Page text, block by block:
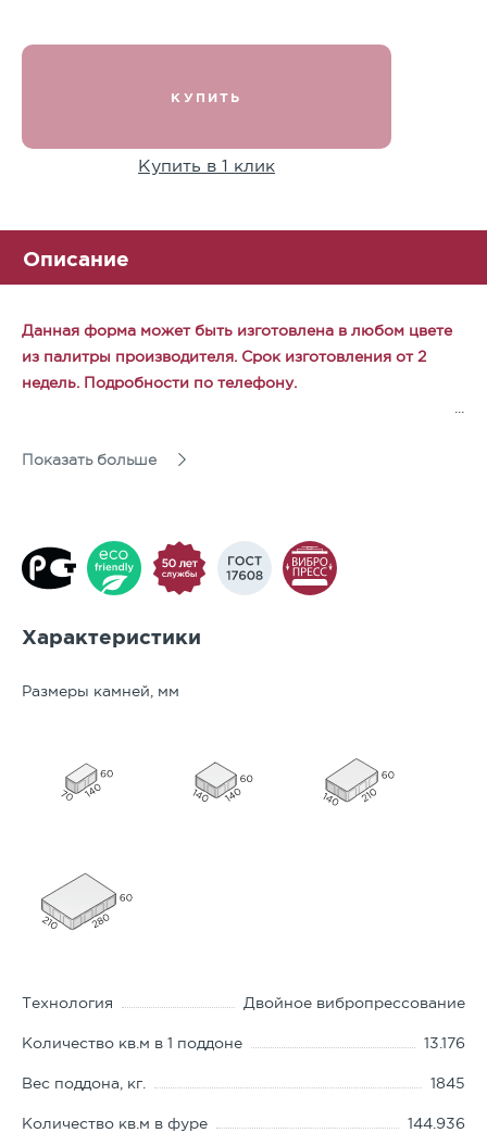
КУПИТЬ
Купить в 1 клик
Описание
Данная форма может быть изготовлена в любом цвете
из палитры производителя. Срок изготовления от 2
недель. Подробности по телефону.
формата для изысканных архитектурных решений.
Поверхность камней идеально ровная без фаски.
Показать больше
Характеристики
Размеры камней, мм
Технология Двойное вибропрессование
Количество кв.м в 1 поддоне 13.176
Вес поддона, кг. 1845
Количество кв.м в фуре 144.936